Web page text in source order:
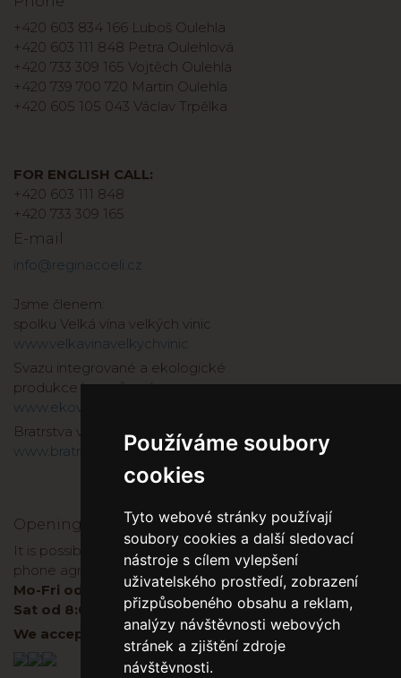
Používáme soubory
cookies
Tyto webové stránky používají
soubory cookies a další sledovací
nástroje s cílem vylepšení
uživatelského prostředí, zobrazení
přizpůsobeného obsahu a reklam,
analýzy návštěvnosti webových
stránek a zjištění zdroje
návštěvnosti.
+420 603 834 166 Luboš Oulehla
+420 603 111 848 Petra Oulehlová
+420 733 309 165 Vojtěch Oulehla
+420 739 700 720 Martin Oulehla
+420 605 105 043 Václav Trpělka
FOR ENGLISH CALL:
+420 603 111 848
+420 733 309 165
E-mail
info@reginacoeli.cz
Jsme členem:
spolku Velká vína velkých vinic
www.velkavinavelkychvinic
Svazu integrované a ekologické
produkce hroznů a vína o.s.
www.ekovin.cz
Bratrstva vinařů a kopáčů 1737
www.bratrstvo1737.cz
Opening hours
It is possible to buy wine directly at the winery, after
phone agreement:
Mo-Fri od 8:00 do 17:00
Sat od 8:00-11:00
We accept cards both on E-shop and in winery.